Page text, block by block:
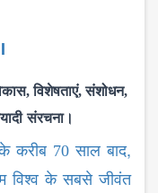
,विशेषताएं,संशोधन,
संरचना।
70 साल बाद,
विश्व के सबसे जीवंत